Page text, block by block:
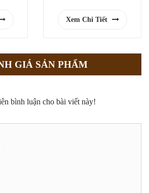
Xem Chi Tiết
GIÁ SẢN PHẨM
bình luận cho bài viết này!